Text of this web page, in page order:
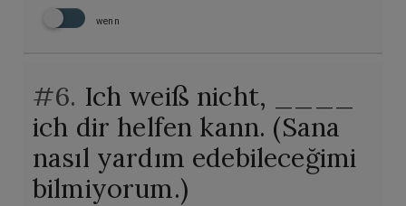
wenn
#6. Ich weiß nicht, ____
ich dir helfen kann. (Sana
nasıl yardım edebileceğimi
bilmiyorum.)